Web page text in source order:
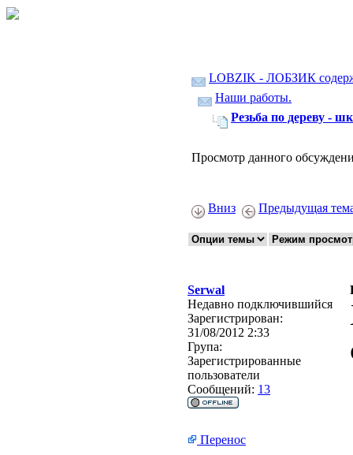
LOBZIK - ЛОБЗИК
Наши работы.
Резьба по дереву -
Просмотр данного
Вниз Предыдущая
Serwal
Недавно подключившийся
Зарегистрирован:
31/08/2012 2:33
Група:
Зарегистрированные
пользователи
Сообщений: 13
Перенос